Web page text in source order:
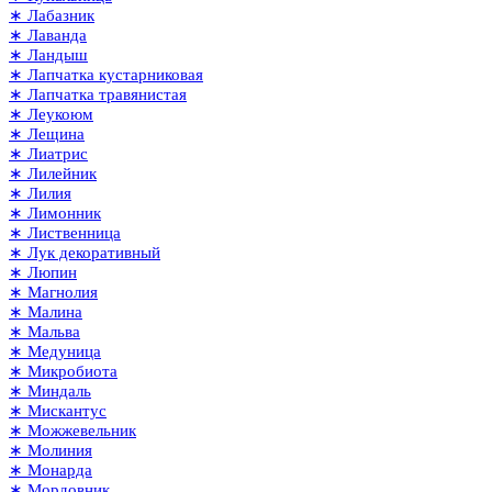
∗ Лабазник
∗ Лаванда
∗ Ландыш
∗ Лапчатка кустарниковая
∗ Лапчатка травянистая
∗ Леукоюм
∗ Лещина
∗ Лиатрис
∗ Лилейник
∗ Лилия
∗ Лимонник
∗ Лиственница
∗ Лук декоративный
∗ Люпин
∗ Магнолия
∗ Малина
∗ Мальва
∗ Медуница
∗ Микробиота
∗ Миндаль
∗ Мискантус
∗ Можжевельник
∗ Молиния
∗ Монарда